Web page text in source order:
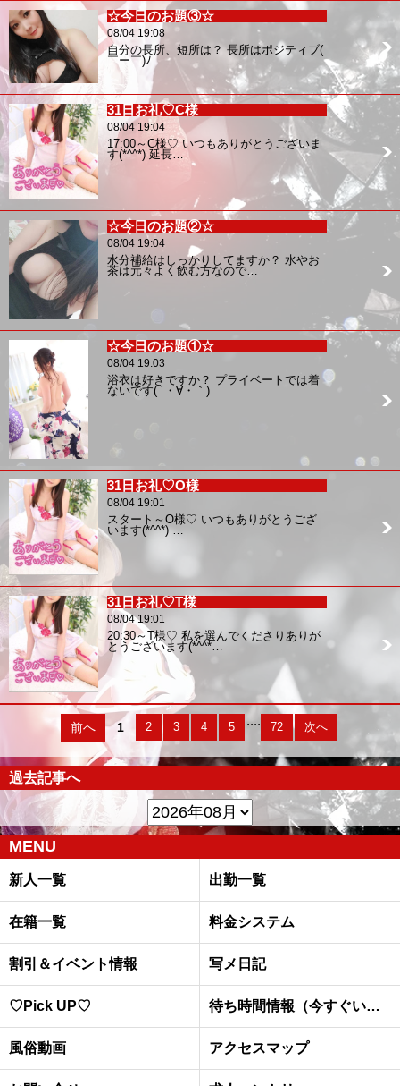
☆今日のお題③☆
08/04 19:08
自分の長所、短所は？ 長所はポジティブ(
￣ー￣)ﾉ …
31日お礼♡C様
08/04 19:04
17:00～C様♡ いつもありがとうございま
す(*^^*) 延長…
☆今日のお題②☆
08/04 19:04
水分補給はしっかりしてますか？ 水やお
茶は元々よく飲む方なので…
☆今日のお題①☆
08/04 19:03
浴衣は好きですか？ プライベートでは着
ないです( ´・∀・｀)
31日お礼♡O様
08/04 19:01
スタート～O様♡ いつもありがとうござ
います(*^^*) …
31日お礼♡T様
08/04 19:01
20:30～T様♡ 私を選んでくださりありが
とうございます(*^^*…
前へ 1 2 3 4 5 .... 72 次へ
過去記事へ
MENU
新人一覧 出勤一覧
在籍一覧 料金システム
割引＆イベント情報 写メ日記
♡Pick UP♡ 待ち時間情報（今すぐいける娘）
風俗動画 アクセスマップ